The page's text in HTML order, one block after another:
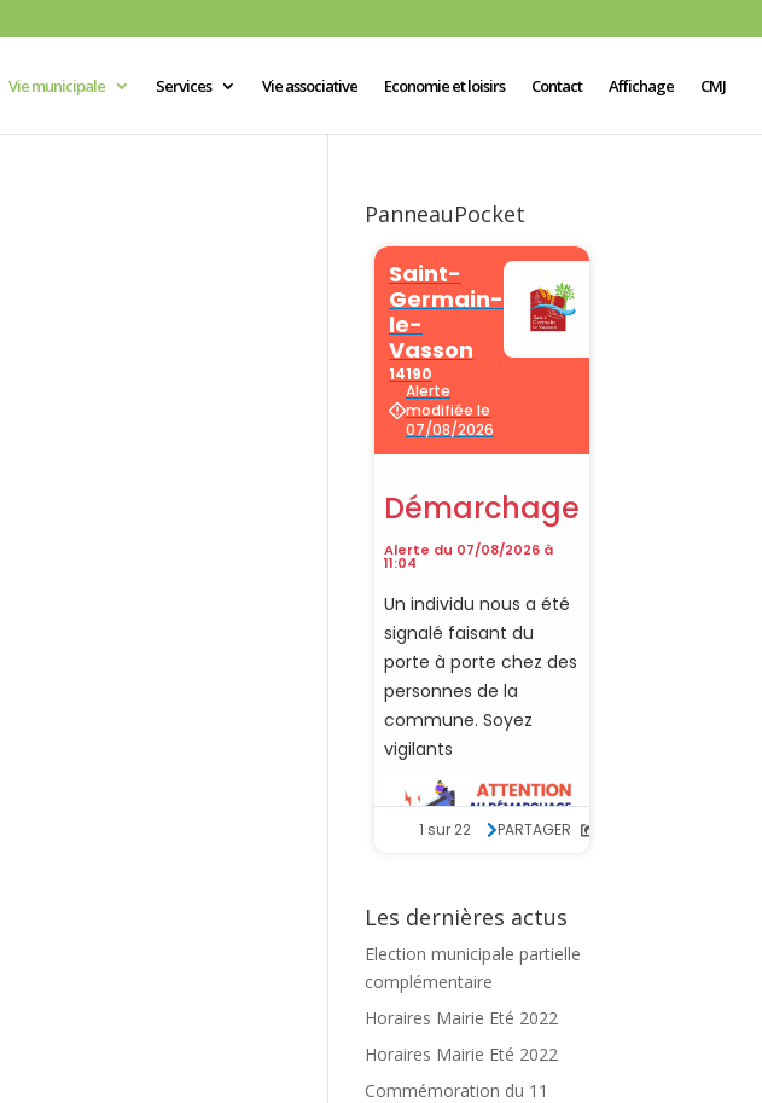
Vie municipale Services Vie associative Economie et loisirs Contact Affichage CMJ
PanneauPocket
Les dernières actus
Election municipale partielle
complémentaire
Horaires Mairie Eté 2022
Horaires Mairie Eté 2022
Commémoration du 11